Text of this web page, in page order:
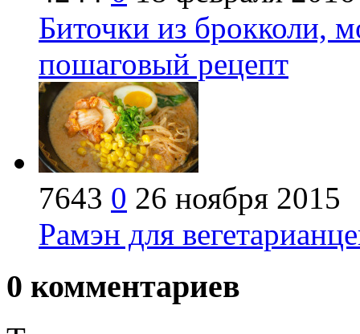
Биточки из брокколи,
пошаговый рецепт
7643 0 26 ноября 2015
Рамэн для
0 комментариев